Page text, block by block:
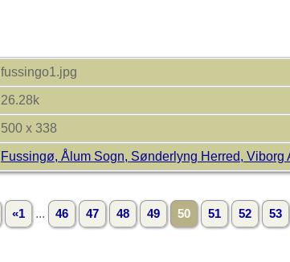
fussingo1.jpg
26.28k
500 x 338
Fussingø, Ålum Sogn, Sønderlyng Herred, Viborg
«1 ... 46 47 48 49 50 51 52 53